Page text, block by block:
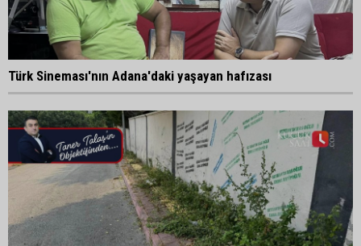
Türk Sineması'nın Adana'daki yaşayan hafızası